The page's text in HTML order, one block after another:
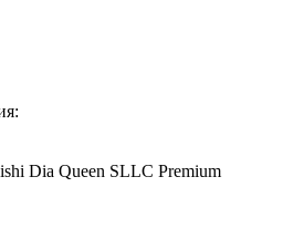
Dia Queen SLLC Premium